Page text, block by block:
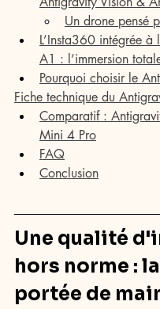
Un drone pensé
L’Insta360 intégrée à
A1 : l’immersion
Pourquoi choisir le
Fiche technique du
Comparatif :
Mini 4 Pro
FAQ
Conclusion
Une qualité
hors norme :
portée de